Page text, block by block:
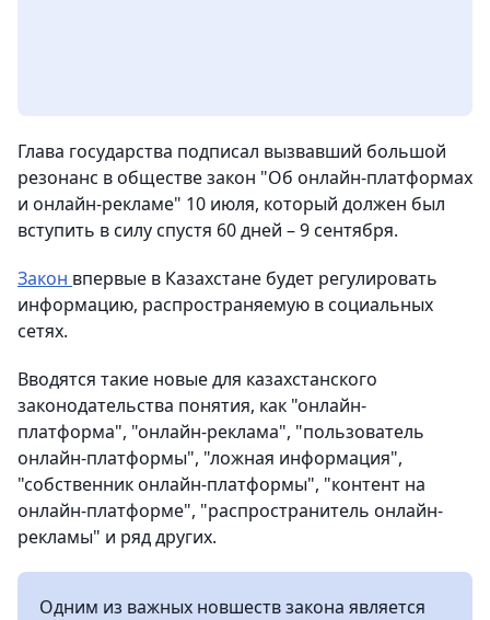
Глава государства подписал вызвавший большой
резонанс в обществе закон "Об онлайн-платформах
и онлайн-рекламе" 10 июля, который должен был
вступить в силу спустя 60 дней – 9 сентября.
Закон впервые в Казахстане будет регулировать
информацию, распространяемую в социальных
сетях.
Вводятся такие новые для казахстанского
законодательства понятия, как "онлайн-
платформа", "онлайн-реклама", "пользователь
онлайн-платформы", "ложная информация",
"собственник онлайн-платформы", "контент на
онлайн-платформе", "распространитель онлайн-
рекламы" и ряд других.
Одним из важных новшеств закона является